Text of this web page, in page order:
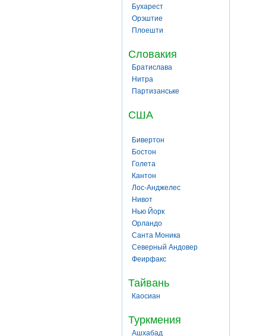
Бухарест
Орэштие
Плоешти
Словакия
Братислава
Нитра
Партизанське
США
Бивертон
Бостон
Голета
Кантон
Лос-Анджелес
Нивот
Нью Йорк
Орландо
Санта Моника
Северный Андовер
Феирфакс
Тайвань
Каосиан
Туркмения
Ашхабад